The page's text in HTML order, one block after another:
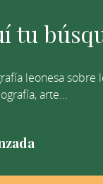
leonesa sobre
arte...